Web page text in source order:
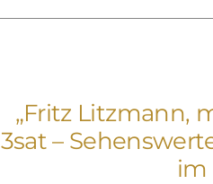
„Fritz Litzmann,
3sat –
im